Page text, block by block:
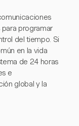
programar
del tiempo. Si
en la vida
de 24 horas
e
global y la